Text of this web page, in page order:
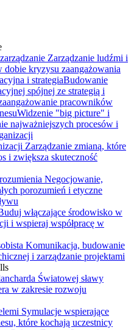
Zarządzanie ludźmi i
dobie kryzysu zaangażowania
i strategiaBudowanie
spójnej ze strategią i
pracowników
Widzenie "big picture" i
najważniejszych procesów i
Zarządzanie zmianą, które
i zwiększa skuteczność
Negocjowanie,
porozumień i etyczne
włączające środowisko w
i wspieraj współpracę w
Komunikacja, budowanie
i zarządzanie projektami
Światowej sławy
w zakresie rozwoju
Symulacje wspierające
które kochają uczestnicy